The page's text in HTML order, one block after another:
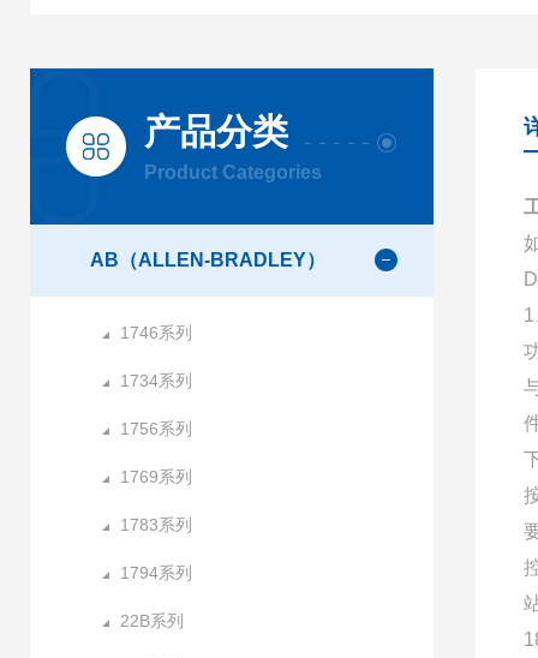
产品分类
Product Categories
AB（ALLEN-BRADLEY）
1746系列
1734系列
1756系列
1769系列
1783系列
1794系列
22B系列